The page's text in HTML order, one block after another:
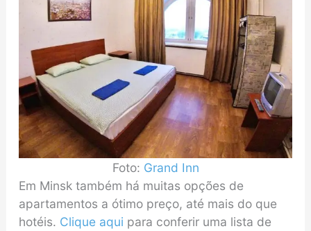
Foto: Grand Inn
Em Minsk também há muitas opções de
apartamentos a ótimo preço, até mais do que
hotéis. Clique aqui para conferir uma lista de